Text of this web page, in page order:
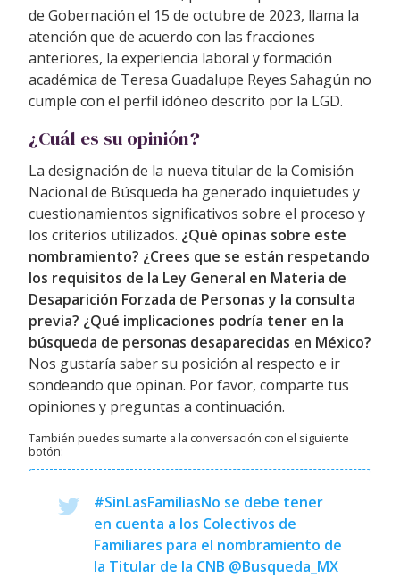
de Gobernación el 15 de octubre de 2023, llama la
atención que de acuerdo con las fracciones
anteriores, la experiencia laboral y formación
académica de Teresa Guadalupe Reyes Sahagún no
cumple con el perfil idóneo descrito por la LGD.
¿Cuál es su opinión?
La designación de la nueva titular de la Comisión
Nacional de Búsqueda ha generado inquietudes y
cuestionamientos significativos sobre el proceso y
los criterios utilizados. ¿Qué opinas sobre este
nombramiento? ¿Crees que se están respetando
los requisitos de la Ley General en Materia de
Desaparición Forzada de Personas y la consulta
previa? ¿Qué implicaciones podría tener en la
búsqueda de personas desaparecidas en México?
Nos gustaría saber su posición al respecto e ir
sondeando que opinan. Por favor, comparte tus
opiniones y preguntas a continuación.
También puedes sumarte a la conversación con el siguiente
botón:
#SinLasFamiliasNo se debe tener
en cuenta a los Colectivos de
Familiares para el nombramiento de
la Titular de la CNB @Busqueda_MX